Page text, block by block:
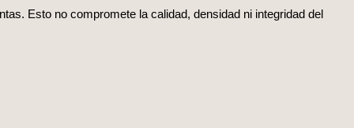
Esto no compromete la calidad, densidad ni integridad del